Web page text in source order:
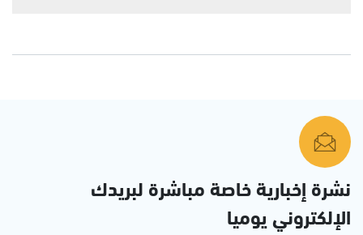
نشرة إخبارية خاصة مباشرة لبريدك
الإلكتروني يوميا